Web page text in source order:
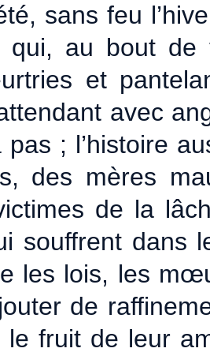
sans feu
qui, au bout de
et
avec
pas ; l’histoire
des mères
de la
souffrent dans
les lois, les
de
le fruit de leur